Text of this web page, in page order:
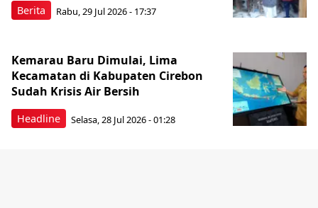
Berita Rabu, 29 Jul 2026 - 17:37
Headline
Kemarau Baru Dimulai, Lima
Kecamatan di Kabupaten Cirebon
Sudah Krisis Air Bersih
Selasa, 28 Jul 2026 - 01:28